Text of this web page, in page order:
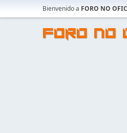
Bienvenido a FORO NO
FORO NO